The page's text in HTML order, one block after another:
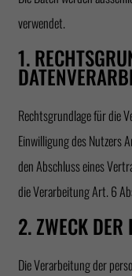
verwendet.
1.
Rechtsgrundlage für die
Einwilligung des Nutzers
den Abschluss eines
die Verarbeitung Art. 6
2. ZWECK DER
Die Verarbeitung der